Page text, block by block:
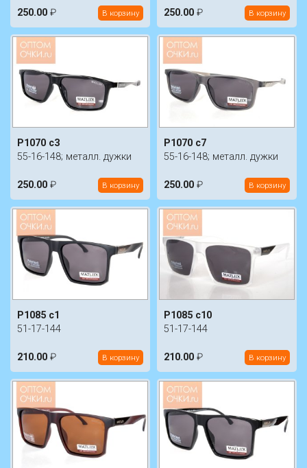
250.00 ₽ В корзину 250.00 ₽ В корзину
P1070 c3
55-16-148; металл. дужки
250.00 ₽ В корзину
P1070 c7
55-16-148; металл. дужки
250.00 ₽ В корзину
P1085 c1
51-17-144
210.00 ₽ В корзину
P1085 c10
51-17-144
210.00 ₽ В корзину